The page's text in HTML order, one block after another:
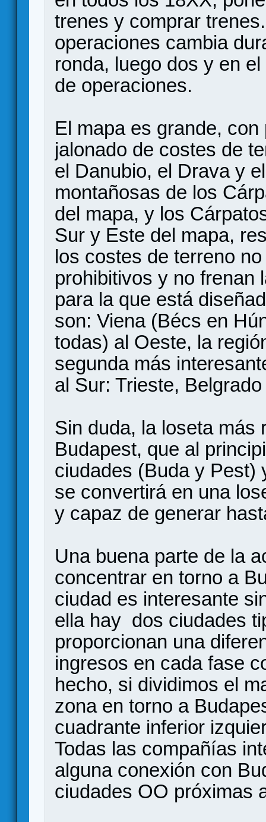
trenes y comprar
operaciones cambia
ronda, luego dos y en
de operaciones.
El mapa es grande,
jalonado de costes de
el Danubio, el Drava y
montañosas de los
del mapa, y los
Sur y Este del mapa,
los costes de terreno
prohibitivos y no frenan
para la que está
son: Viena (Bécs en
todas) al Oeste, la
segunda más
al Sur: Trieste,
Sin duda, la loseta más
Budapest, que al
ciudades (Buda y Pest)
se convertirá en una
y capaz de generar
Una buena parte de la
concentrar en torno a
ciudad es interesante
ella hay dos ciudades
proporcionan una
ingresos en cada fase
hecho, si dividimos el
zona en torno a
cuadrante inferior
Todas las compañías
alguna conexión con
ciudades OO próximas